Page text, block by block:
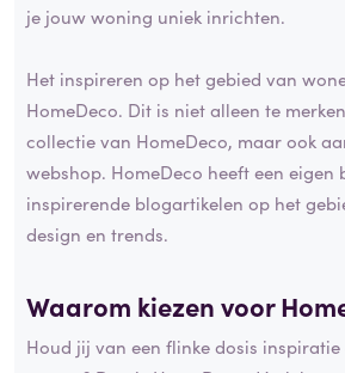
je jouw woning uniek inrichten.
Het inspireren op het gebied van
HomeDeco. Dit is niet alleen te
collectie van HomeDeco, maar ook
webshop. HomeDeco heeft een eigen
inspirerende blogartikelen op het
design en trends.
Waarom kiezen voor
Houd jij van een flinke dosis